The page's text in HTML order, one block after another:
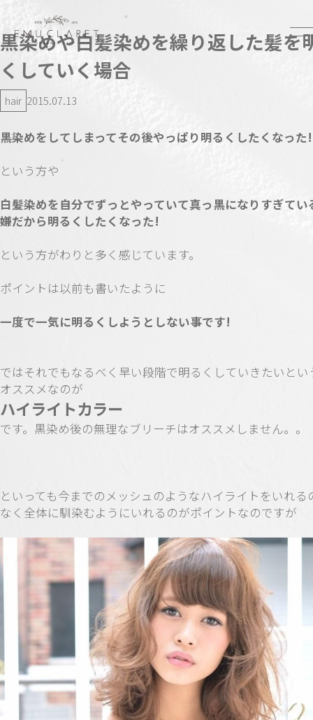
黒染めや白髪染めを繰り返した髪を
くしていく場合
hair 2015.07.13
黒染めをしてしまってその後やっぱり明るくしたくなった!
という方や
白髪染めを自分でずっとやっていて真っ黒になりすぎてい
嫌だから明るくしたくなった!
という方がわりと多く感じています。
ポイントは以前も書いたように
一度で一気に明るくしようとしない事です!
ではそれでもなるべく早い段階で明るくしていきたいとい
オススメなのが
ハイライトカラー
です。黒染め後の無理なブリーチはオススメしません。。
といっても今までのメッシュのようなハイライトをいれる
なく全体に馴染むようにいれるのがポイントなのですが